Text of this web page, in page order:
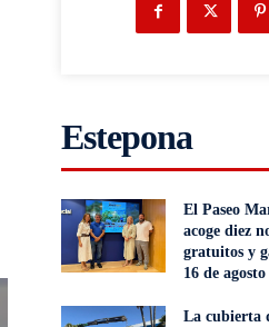
Estepona
El Paseo
acoge diez
gratuitos y
16 de agosto
La cubierta